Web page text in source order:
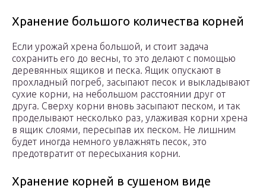
Хранение большого количества корней
Если урожай хрена большой, и стоит задача
сохранить его до весны, то это делают с помощью
деревянных ящиков и песка. Ящик опускают в
прохладный погреб, засыпают песок и выкладывают
сухие корни, на небольшом расстоянии друг от
друга. Сверху корни вновь засыпают песком, и так
проделывают несколько раз, улаживая корни хрена
в ящик слоями, пересыпав их песком. Не лишним
будет иногда немного увлажнять песок, это
предотвратит от пересыхания корни.
Хранение корней в сушеном виде